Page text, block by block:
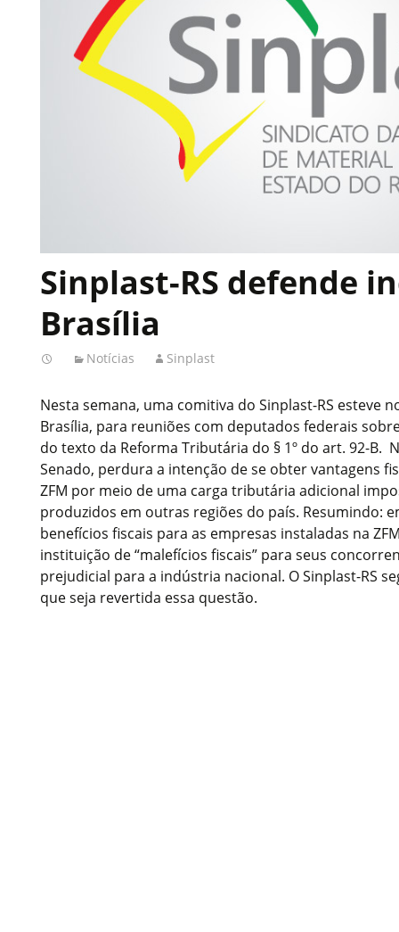
Sinplast-RS defende
Brasília
Notícias Sinplast
Nesta semana, uma comitiva do Sinplast-RS esteve
Brasília, para reuniões com deputados federais
do texto da Reforma Tributária do § 1º do art. 92-B.
Senado, perdura a intenção de se obter vantagens
ZFM por meio de uma carga tributária adicional
produzidos em outras regiões do país. Resumindo:
benefícios fiscais para as empresas instaladas na
instituição de “malefícios fiscais” para seus
prejudicial para a indústria nacional. O Sinplast-RS
que seja revertida essa questão.